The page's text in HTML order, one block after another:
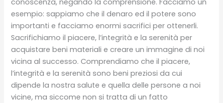
esempio: sappiamo che il denaro ed il potere sono
importanti e facciamo enormi sacrifici per ottenerli.
Sacrifichiamo il piacere, l’integrità e la serenità per
acquistare beni materiali e creare un immagine di noi
vicina al successo. Comprendiamo che il piacere,
l’integrità e la serenità sono beni preziosi da cui
dipende la nostra salute e quella delle persone a noi
vicine, ma siccome non si tratta di un fatto